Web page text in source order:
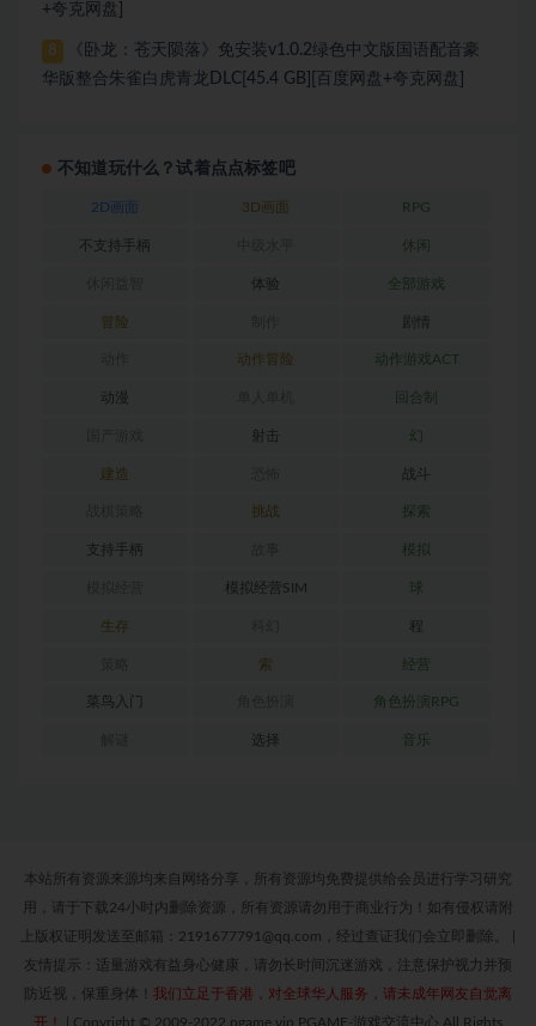
+夸克网盘]
8
《卧龙：苍天陨落》免安装v1.0.2绿色中文版国语配音豪
华版整合朱雀白虎青龙DLC[45.4 GB][百度网盘+夸克网盘]
不知道玩什么？试着点点标签吧
2D画面 3D画面 RPG
不支持手柄 休闲
体验 全部游戏
冒险 剧情
动作冒险 动作游戏ACT
动漫 回合制
射击 幻
建造 战斗
挑战 探索
支持手柄 模拟
模拟经营SIM 球
生存 程
索 经营
菜鸟入门 角色扮演RPG
选择 音乐
本站所有资源来源均来自网络分享，所有资源均免费提供给会员进行学习研究
用，请于下载24小时内删除资源，所有资源请勿用于商业行为！如有侵权请附
上版权证明发送至邮箱：2191677791@qq.com，经过查证我们会立即删除。
友情提示：适量游戏有益身心健康，请勿长时间沉迷游戏，注意保护视力并预
防近视，保重身体！ 我们立足于香港，对全球华人服务，请未成年网友自觉离
开！
Copyright © 2009-2022 pgame.vip PGAME-游戏交流中心 All Rights